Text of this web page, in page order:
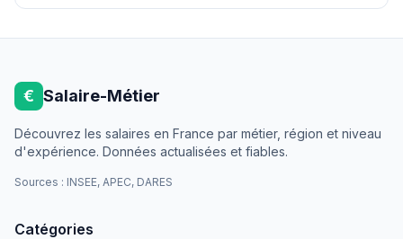
€ Salaire-Métier
Découvrez les salaires en France par métier, région et niveau
d'expérience. Données actualisées et fiables.
Sources : INSEE, APEC, DARES
Catégories